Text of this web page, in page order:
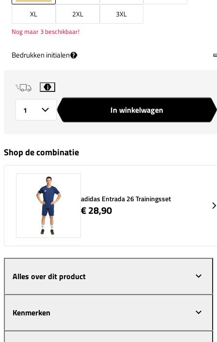
XL
2XL 3XL
Nog maar 3 beschikbaar!
Bedrukken initialen ?
i
In winkelwagen
Shop de combinatie
adidas Entrada 26 Trainingsset
€ 28,90
Alles over dit product
Kenmerken